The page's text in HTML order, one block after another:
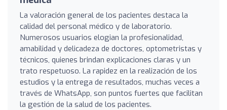
La valoración general de los pacientes destaca la
calidad del personal médico y de laboratorio.
Numerosos usuarios elogian la profesionalidad,
amabilidad y delicadeza de doctores, optometristas y
técnicos, quienes brindan explicaciones claras y un
trato respetuoso. La rapidez en la realización de los
estudios y la entrega de resultados, muchas veces a
través de WhatsApp, son puntos fuertes que facilitan
la gestión de la salud de los pacientes.